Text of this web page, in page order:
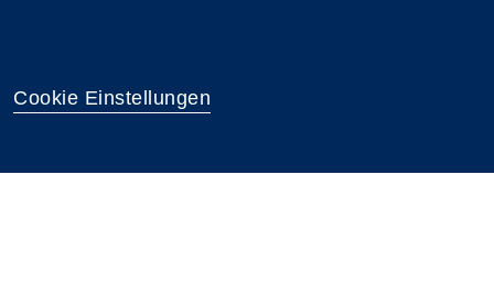
Cookie Einstellungen